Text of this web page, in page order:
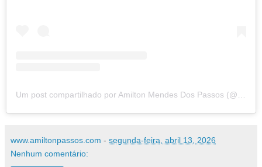
www.amiltonpassos.com - segunda-feira, abril 13, 2026
Nenhum comentário: